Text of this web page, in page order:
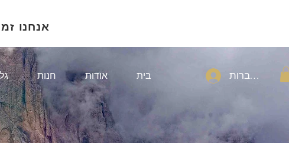
אנחנו
1 חנות אודות בית להתחברות